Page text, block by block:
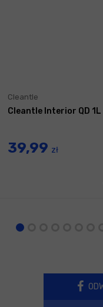
Cleantle
Cleantle Interior QD 1L
39,99 zł